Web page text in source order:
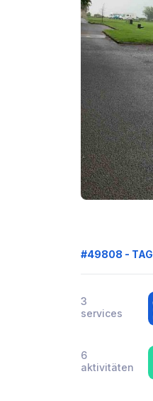
#49808 -
3
services
6
aktivitäten